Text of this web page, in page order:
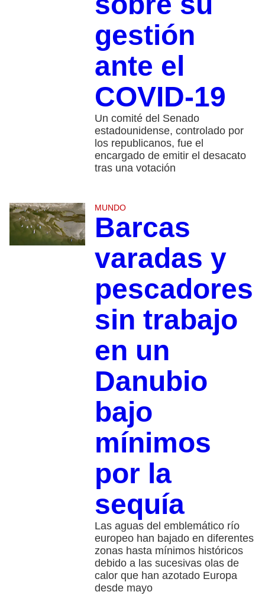
gestión
ante el
COVID-19
Un comité del Senado
estadounidense, controlado por
los republicanos, fue el
encargado de emitir el desacato
tras una votación
MUNDO
Barcas
varadas y
pescadores
sin trabajo
en un
Danubio
bajo
mínimos
por la
sequía
Las aguas del emblemático río
europeo han bajado en diferentes
zonas hasta mínimos históricos
debido a las sucesivas olas de
calor que han azotado Europa
desde mayo